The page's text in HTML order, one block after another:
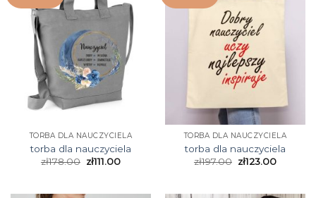
TORBA DLA NAUCZYCIELA
torba dla nauczyciela
zł178.00 zł111.00
TORBA DLA NAUCZYCIELA
torba dla nauczyciela
zł197.00 zł123.00